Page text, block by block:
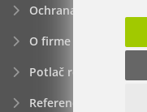
Ochrana osobných
O firme
Potlač reklamných
Referencie